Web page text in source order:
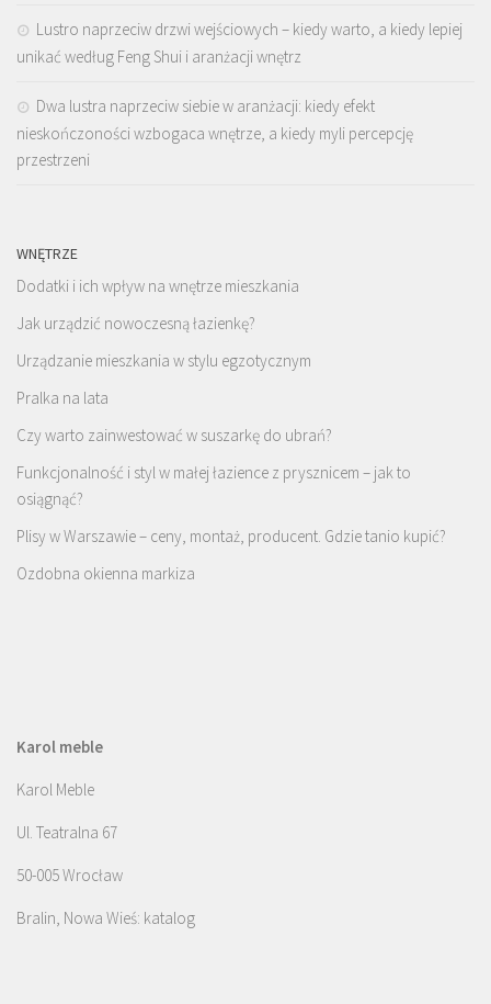
Lustro naprzeciw drzwi wejściowych – kiedy warto, a kiedy lepiej
unikać według Feng Shui i aranżacji wnętrz
Dwa lustra naprzeciw siebie w aranżacji: kiedy efekt
nieskończoności wzbogaca wnętrze, a kiedy myli percepcję
przestrzeni
WNĘTRZE
Dodatki i ich wpływ na wnętrze mieszkania
Jak urządzić nowoczesną łazienkę?
Urządzanie mieszkania w stylu egzotycznym
Pralka na lata
Czy warto zainwestować w suszarkę do ubrań?
Funkcjonalność i styl w małej łazience z prysznicem – jak to
osiągnąć?
Plisy w Warszawie – ceny, montaż, producent. Gdzie tanio kupić?
Ozdobna okienna markiza
Karol meble
Karol Meble
Ul. Teatralna 67
50-005 Wrocław
Bralin, Nowa Wieś: katalog